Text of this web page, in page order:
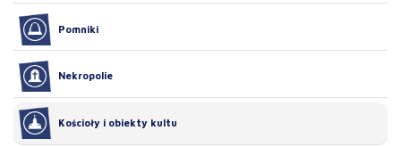
Pomniki
Nekropolie
Kościoły i obiekty kultu